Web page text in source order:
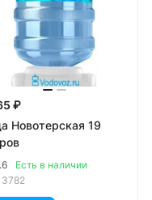
₽
Новотерская 19
Есть в наличии
3782